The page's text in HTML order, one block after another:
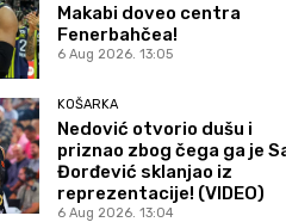
Makabi doveo centra
Fenerbahčea!
6 Aug 2026. 13:05
KOŠARKA
Nedović otvorio dušu i
priznao zbog čega ga je
Đorđević sklanjao iz
reprezentacije! (VIDEO)
6 Aug 2026. 13:04